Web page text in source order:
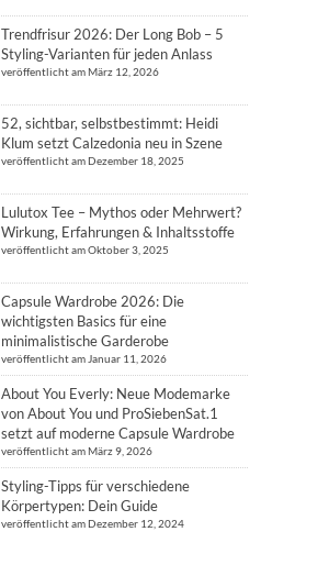
Trendfrisur 2026: Der Long Bob – 5
Styling-Varianten für jeden Anlass
veröffentlicht am März 12, 2026
52, sichtbar, selbstbestimmt: Heidi
Klum setzt Calzedonia neu in Szene
veröffentlicht am Dezember 18, 2025
Lulutox Tee – Mythos oder Mehrwert?
Wirkung, Erfahrungen & Inhaltsstoffe
veröffentlicht am Oktober 3, 2025
Capsule Wardrobe 2026: Die
wichtigsten Basics für eine
minimalistische Garderobe
veröffentlicht am Januar 11, 2026
About You Everly: Neue Modemarke
von About You und ProSiebenSat.1
setzt auf moderne Capsule Wardrobe
veröffentlicht am März 9, 2026
Styling-Tipps für verschiedene
Körpertypen: Dein Guide
veröffentlicht am Dezember 12, 2024